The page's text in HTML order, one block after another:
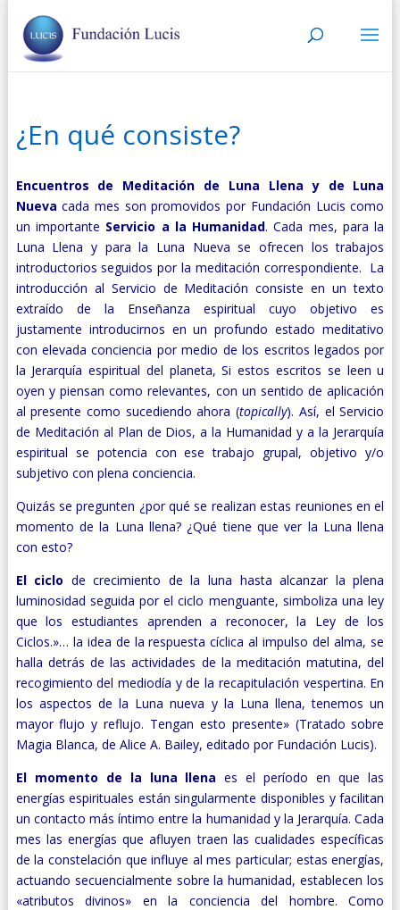
¿En qué consiste?
Encuentros de Meditación de Luna Llena y de Luna
Nueva cada mes son promovidos por Fundación Lucis como
un importante Servicio a la Humanidad. Cada mes, para la
Luna Llena y para la Luna Nueva se ofrecen los trabajos
introductorios seguidos por la meditación correspondiente. La
introducción al Servicio de Meditación consiste en un texto
extraído de la Enseñanza espiritual cuyo objetivo es
justamente introducirnos en un profundo estado meditativo
con elevada conciencia por medio de los escritos legados por
la Jerarquía espiritual del planeta, Si estos escritos se leen u
oyen y piensan como relevantes, con un sentido de aplicación
al presente como sucediendo ahora (topically). Así, el Servicio
de Meditación al Plan de Dios, a la Humanidad y a la Jerarquía
espiritual se potencia con ese trabajo grupal, objetivo y/o
subjetivo con plena conciencia.
Quizás se pregunten ¿por qué se realizan estas reuniones en el
momento de la Luna llena? ¿Qué tiene que ver la Luna llena
con esto?
El ciclo de crecimiento de la luna hasta alcanzar la plena
luminosidad seguida por el ciclo menguante, simboliza una ley
que los estudiantes aprenden a reconocer, la Ley de los
Ciclos.»… la idea de la respuesta cíclica al impulso del alma, se
halla detrás de las actividades de la meditación matutina, del
recogimiento del mediodía y de la recapitulación vespertina. En
los aspectos de la Luna nueva y la Luna llena, tenemos un
mayor flujo y reflujo. Tengan esto presente» (Tratado sobre
Magia Blanca, de Alice A. Bailey, editado por Fundación Lucis).
El momento de la luna llena es el período en que las
energías espirituales están singularmente disponibles y facilitan
un contacto más íntimo entre la humanidad y la Jerarquía. Cada
mes las energías que afluyen traen las cualidades específicas
de la constelación que influye al mes particular; estas energías,
actuando secuencialmente sobre la humanidad, establecen los
«atributos divinos» en la conciencia del hombre. Como